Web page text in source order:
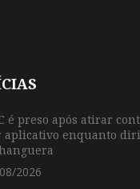
é preso após atirar
aplicativo enquanto
2026